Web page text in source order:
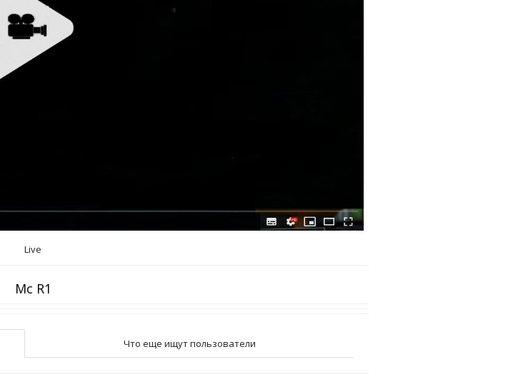
Live
Mc R1
Что еще ищут пользователи